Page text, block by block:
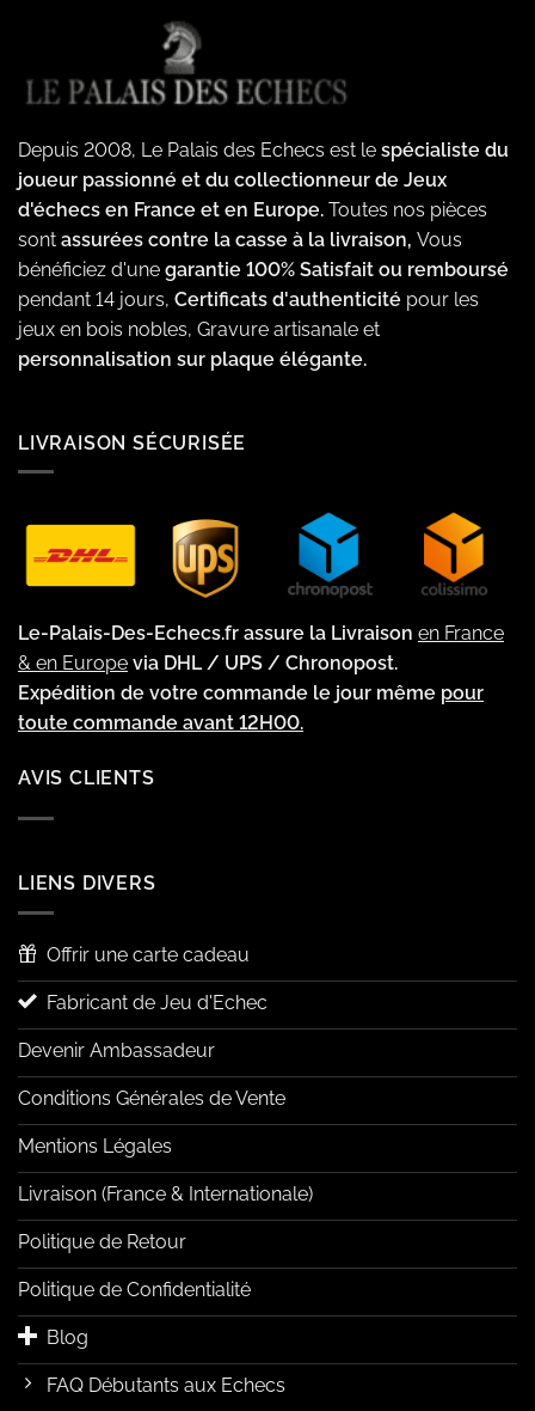
Depuis 2008, Le Palais des Echecs est le spécialiste du
joueur passionné et du collectionneur de Jeux
d'échecs en France et en Europe. Toutes nos pièces
sont assurées contre la casse à la livraison, Vous
bénéficiez d'une garantie 100% Satisfait ou remboursé
pendant 14 jours, Certificats d'authenticité pour les
jeux en bois nobles, Gravure artisanale et
personnalisation sur plaque élégante.
LIVRAISON SÉCURISÉE
Le-Palais-Des-Echecs.fr assure la Livraison en France
& en Europe via DHL / UPS / Chronopost.
Expédition de votre commande le jour même pour
toute commande avant 12H00.
AVIS CLIENTS
LIENS DIVERS
Offrir une carte cadeau
Fabricant de Jeu d'Echec
Devenir Ambassadeur
Conditions Générales de Vente
Mentions Légales
Livraison (France & Internationale)
Politique de Retour
Politique de Confidentialité
Blog
FAQ Débutants aux Echecs